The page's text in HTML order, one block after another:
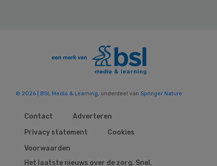
© 2026 | BSL Media & Learning, onderdeel van Springer Nature
Contact
Adverteren
Privacy statement
Cookies
Voorwaarden
Het laatste nieuws over de zorg. Snel,